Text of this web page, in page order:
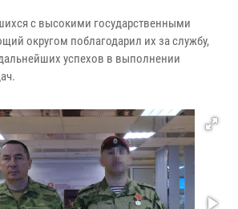
с высокими государственными
округом поблагодарил их за службу,
успехов в выполнении